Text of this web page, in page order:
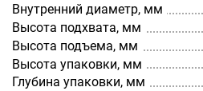
Внутренний диаметр, мм
Высота подхвата, мм
Высота подъема, мм
Высота упаковки, мм
Глубина упаковки, мм